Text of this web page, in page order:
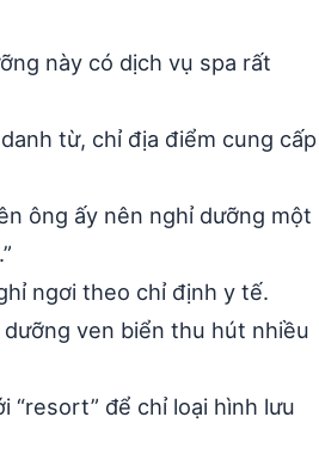
này có dịch vụ spa rất
từ, chỉ địa điểm cung cấp
ông ấy nên nghỉ dưỡng một
ngơi theo chỉ định y tế.
dưỡng ven biển thu hút nhiều
“resort” để chỉ loại hình lưu